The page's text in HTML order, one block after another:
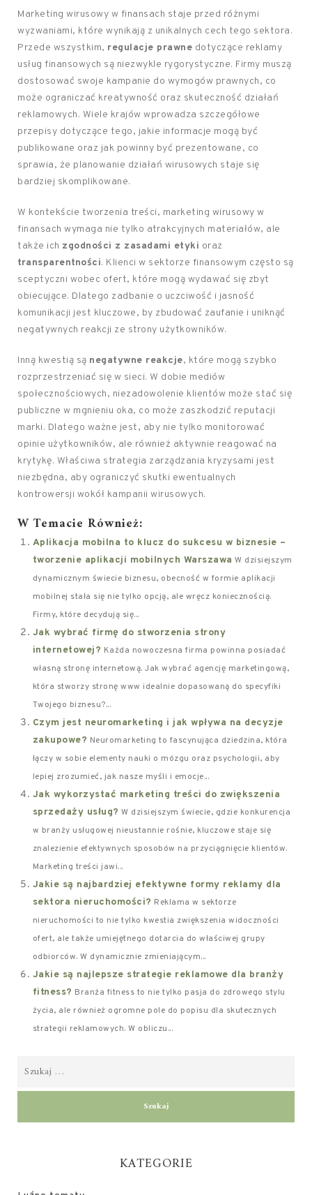
Marketing wirusowy w finansach staje przed różnymi
wyzwaniami, które wynikają z unikalnych cech tego sektora.
Przede wszystkim, regulacje prawne dotyczące reklamy
usług finansowych są niezwykle rygorystyczne. Firmy muszą
dostosować swoje kampanie do wymogów prawnych, co
może ograniczać kreatywność oraz skuteczność działań
reklamowych. Wiele krajów wprowadza szczegółowe
przepisy dotyczące tego, jakie informacje mogą być
publikowane oraz jak powinny być prezentowane, co
sprawia, że planowanie działań wirusowych staje się
bardziej skomplikowane.
W kontekście tworzenia treści, marketing wirusowy w
finansach wymaga nie tylko atrakcyjnych materiałów, ale
także ich zgodności z zasadami etyki oraz
transparentności. Klienci w sektorze finansowym często są
sceptyczni wobec ofert, które mogą wydawać się zbyt
obiecujące. Dlatego zadbanie o uczciwość i jasność
komunikacji jest kluczowe, by zbudować zaufanie i uniknąć
negatywnych reakcji ze strony użytkowników.
Inną kwestią są negatywne reakcje, które mogą szybko
rozprzestrzeniać się w sieci. W dobie mediów
społecznościowych, niezadowolenie klientów może stać się
publiczne w mgnieniu oka, co może zaszkodzić reputacji
marki. Dlatego ważne jest, aby nie tylko monitorować
opinie użytkowników, ale również aktywnie reagować na
krytykę. Właściwa strategia zarządzania kryzysami jest
niezbędna, aby ograniczyć skutki ewentualnych
kontrowersji wokół kampanii wirusowych.
W Temacie Również:
Aplikacja mobilna to klucz do sukcesu w biznesie –
tworzenie aplikacji mobilnych Warszawa W dzisiejszym
dynamicznym świecie biznesu, obecność w formie aplikacji
mobilnej stała się nie tylko opcją, ale wręcz koniecznością.
Firmy, które decydują się...
Jak wybrać firmę do stworzenia strony
internetowej? Każda nowoczesna firma powinna posiadać
własną stronę internetową. Jak wybrać agencję marketingową,
która stworzy stronę www idealnie dopasowaną do specyfiki
Twojego biznesu?...
Czym jest neuromarketing i jak wpływa na decyzje
zakupowe? Neuromarketing to fascynująca dziedzina, która
łączy w sobie elementy nauki o mózgu oraz psychologii, aby
lepiej zrozumieć, jak nasze myśli i emocje...
Jak wykorzystać marketing treści do zwiększenia
sprzedaży usług? W dzisiejszym świecie, gdzie konkurencja
w branży usługowej nieustannie rośnie, kluczowe staje się
znalezienie efektywnych sposobów na przyciągnięcie klientów.
Marketing treści jawi...
Jakie są najbardziej efektywne formy reklamy dla
sektora nieruchomości? Reklama w sektorze
nieruchomości to nie tylko kwestia zwiększenia widoczności
ofert, ale także umiejętnego dotarcia do właściwej grupy
odbiorców. W dynamicznie zmieniającym...
Jakie są najlepsze strategie reklamowe dla branży
fitness? Branża fitness to nie tylko pasja do zdrowego stylu
życia, ale również ogromne pole do popisu dla skutecznych
strategii reklamowych. W obliczu...
KATEGORIE